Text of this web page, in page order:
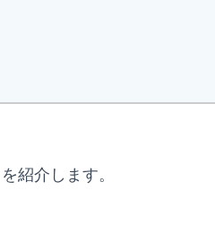
を紹介します。